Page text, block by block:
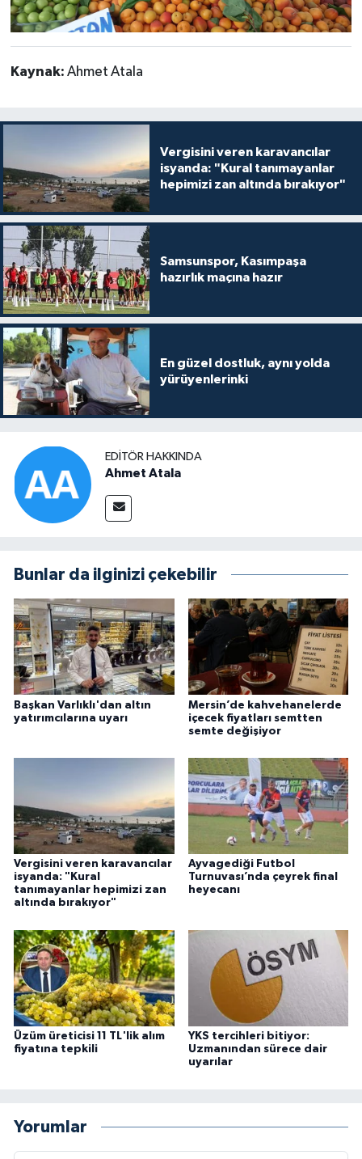
Kaynak: Ahmet Atala
Vergisini veren karavancılar
isyanda: "Kural tanımayanlar
hepimizi zan altında bırakıyor"
Samsunspor, Kasımpaşa
hazırlık maçına hazır
En güzel dostluk, aynı yolda
yürüyenlerinki
EDITÖR HAKKINDA
Ahmet Atala
Bunlar da ilginizi çekebilir
Başkan Varlıklı'dan altın
yatırımcılarına uyarı
Mersin’de kahvehanelerde
içecek fiyatları semtten
semte değişiyor
Vergisini veren karavancılar
isyanda: "Kural
tanımayanlar hepimizi zan
altında bırakıyor"
Ayvagediği Futbol
Turnuvası’nda çeyrek final
heyecanı
Üzüm üreticisi 11 TL'lik alım
fiyatına tepkili
YKS tercihleri bitiyor:
Uzmanından sürece dair
uyarılar
Yorumlar